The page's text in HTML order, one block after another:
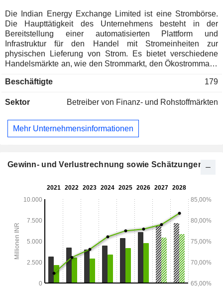
Die Indian Energy Exchange Limited ist eine Strombörse.
Die Haupttätigkeit des Unternehmens besteht in der
Bereitstellung einer automatisierten Plattform und
Infrastruktur für den Handel mit Stromeinheiten zur
physischen Lieferung von Strom. Es bietet verschiedene
Handelsmärkte an, wie den Strommarkt, den Ökostrommarkt
Ahead-Markt (DAM), den Terminmarkt, den Echtzeitmarkt
Ökostrommarkt umfasst den Ökostrom-Terminmarkt, den
Markt. Der Zertifikatsmarkt umfasst Zertifikate für
erneuerbare Energien und Energiesparzertifikate. Die
Zertifikate für erneuerbare Energien (REC), den Markt für
sowie Clearing-Feiertage. Der DAM ist ein physischer
Strom für den nächsten Tag zu kaufen und zu verkaufen.
Beschäftigte 179
Sektor Betreiber von Finanz- und Rohstoffmärkten
Mehr Unternehmensinformationen
Gewinn- und Verlustrechnung sowie Schätzungen